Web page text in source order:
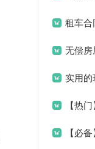
集锦八篇
租车合
无偿房
实用的
工作总结
【热
委托书3篇
【必